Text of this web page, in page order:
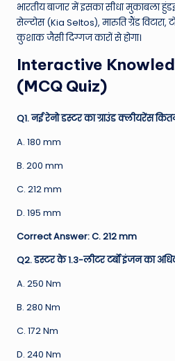
भारतीय बाजार में इसका सीधा मुकाबला
सेल्टोस (Kia Seltos), मारुति ग्रैंड विटारा,
कुशाक जैसी दिग्गज कारों से होगा।
Interactive
(MCQ Quiz)
Q1. नई रेनो डस्टर का ग्राउंड क्लीयरेंस
A. 180 mm
B. 200 mm
C. 212 mm
D. 195 mm
Correct Answer: C. 212 mm
Q2. डस्टर के 1.3-लीटर टर्बो इंजन का
A. 250 Nm
B. 280 Nm
C. 172 Nm
D. 240 Nm